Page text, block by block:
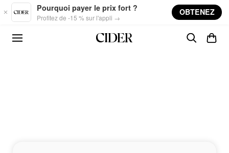
Skip to main content
Pourquoi payer le prix fort ?
Profitez de -15 % sur l'appli →
OBTENEZ